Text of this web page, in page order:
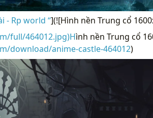
- Rp world “](![Hình nền Trung cổ
full/464012.jpg)Hình nền Trung cổ
download/anime-castle-464012)